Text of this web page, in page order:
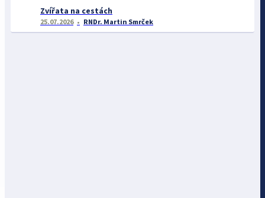
Zvířata na cestách
25.07.2026 RNDr. Martin Smrček